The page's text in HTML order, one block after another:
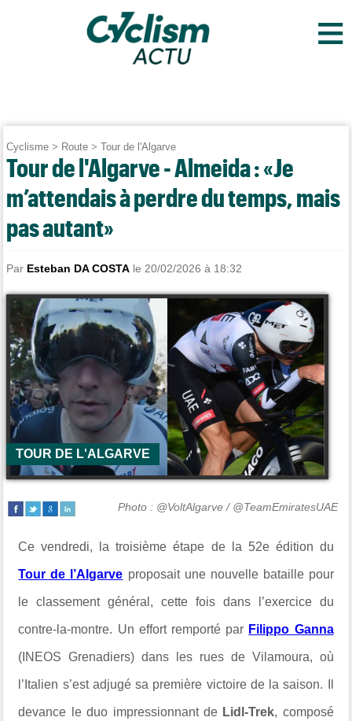
≡
Cyclisme > Route >Tour de l'Algarve
Tour de l'Algarve - Almeida : «Je
m’attendais à perdre du temps, mais
pas autant»
Par Esteban DA COSTA le 20/02/2026 à 18:32
TOUR DE L'ALGARVE
Photo : @VoltAlgarve / @TeamEmiratesUAE
Ce vendredi, la troisième étape de la 52e édition du
Tour de l’Algarve proposait une nouvelle bataille pour
le classement général, cette fois dans l’exercice du
contre-la-montre. Un effort remporté par Filippo Ganna
(INEOS Grenadiers) dans les rues de Vilamoura, où
l’Italien s’est adjugé sa première victoire de la saison. Il
devance le duo impressionnant de Lidl-Trek, composé